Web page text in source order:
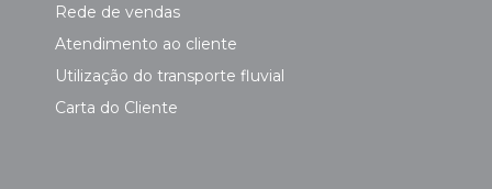
Rede de vendas
Atendimento ao cliente
Utilização do transporte fluvial
Carta do Cliente